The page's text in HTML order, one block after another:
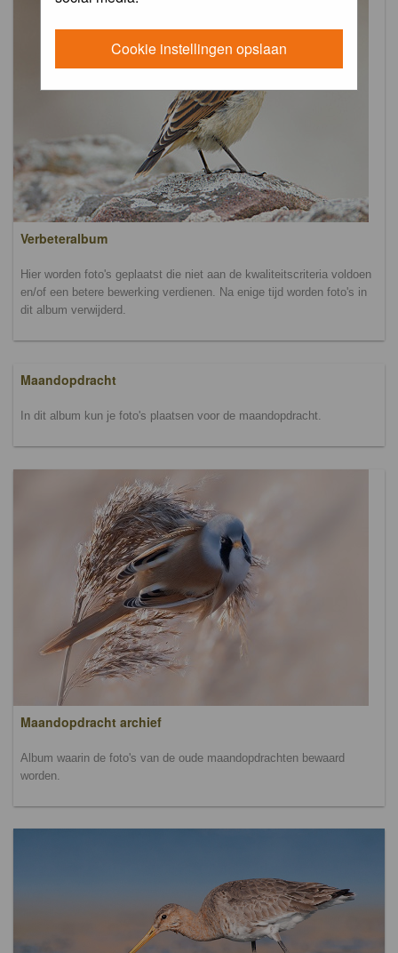
Cookie instellingen opslaan
Verbeteralbum
Hier worden foto's geplaatst die niet aan de kwaliteitscriteria voldoen
en/of een betere bewerking verdienen. Na enige tijd worden foto's in
dit album verwijderd.
Maandopdracht
In dit album kun je foto's plaatsen voor de maandopdracht.
Maandopdracht archief
Album waarin de foto's van de oude maandopdrachten bewaard
worden.